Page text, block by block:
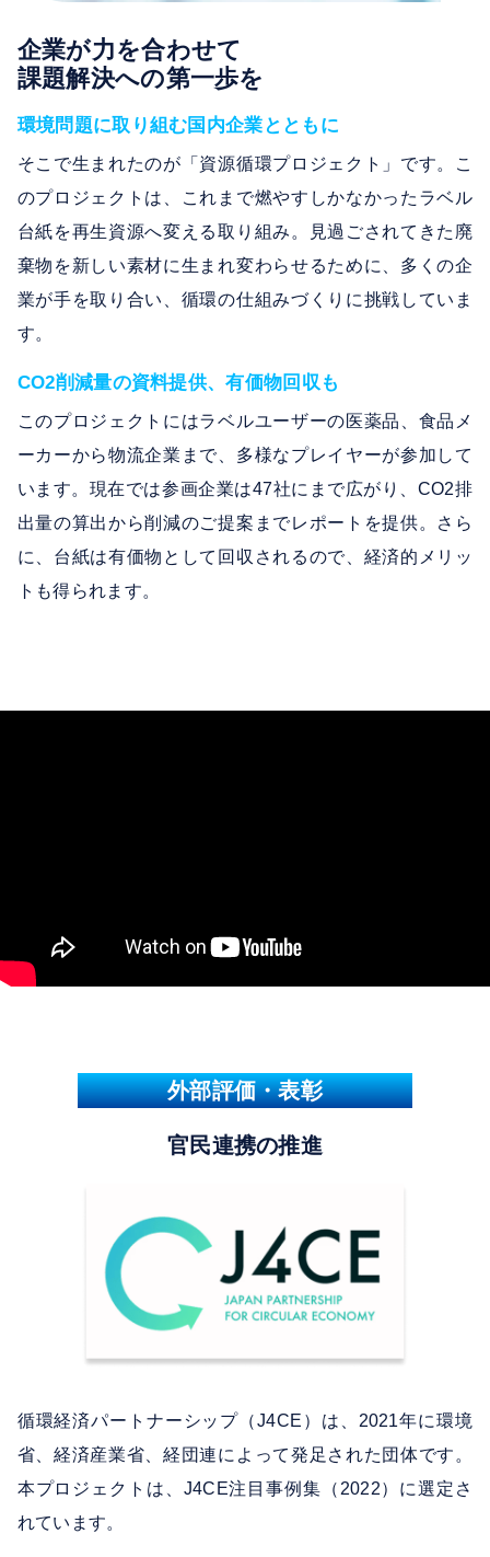
企業が力を合わせて
課題解決への第一歩を
環境問題に取り組む国内企業とともに
そこで生まれたのが「資源循環プロジェクト」です。こ
のプロジェクトは、これまで燃やすしかなかったラベル
台紙を再生資源へ変える取り組み。見過ごされてきた廃
棄物を新しい素材に生まれ変わらせるために、多くの企
業が手を取り合い、循環の仕組みづくりに挑戦していま
す。
CO2削減量の資料提供、有価物回収も
このプロジェクトにはラベルユーザーの医薬品、食品メ
ーカーから物流企業まで、多様なプレイヤーが参加して
います。現在では参画企業は47社にまで広がり、CO2排
出量の算出から削減のご提案までレポートを提供。さら
に、台紙は有価物として回収されるので、経済的メリッ
トも得られます。
外部評価・表彰
官民連携の推進
循環経済パートナーシップ（J4CE）は、2021年に環境
省、経済産業省、経団連によって発足された団体です。
本プロジェクトは、J4CE注目事例集（2022）に選定さ
れています。